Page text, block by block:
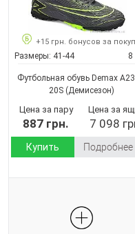
+15 грн. бонусов за
Размеры: 41-44 8
Футбольная обувь Demax
20S (Демисезон)
Цена за пару
887 грн.
Цена за
7 098
Купить Подробнее